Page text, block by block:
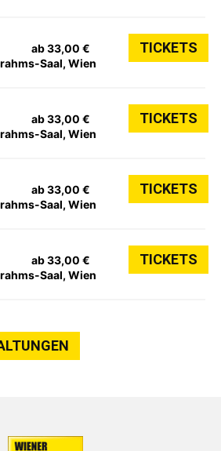
Saal, Wien
ab 33,00 € TICKETS
Saal, Wien
ab 33,00 € TICKETS
Saal, Wien
ab 33,00 € TICKETS
Saal, Wien
ab 33,00 € TICKETS